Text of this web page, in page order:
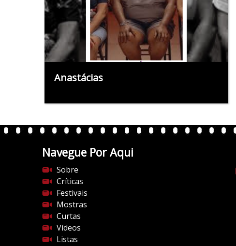
Anastácias
Navegue Por Aqui
Sobre
Críticas
Festivais
Mostras
Curtas
Vídeos
Listas